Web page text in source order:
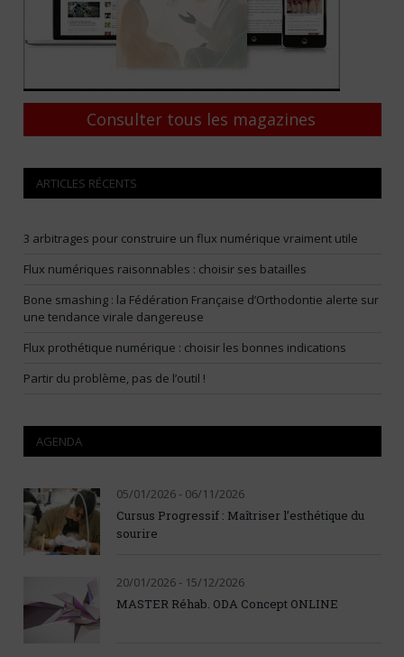
Consulter tous les magazines
ARTICLES RÉCENTS
3 arbitrages pour construire un flux numérique vraiment utile
Flux numériques raisonnables : choisir ses batailles
Bone smashing : la Fédération Française d’Orthodontie alerte sur
une tendance virale dangereuse
Flux prothétique numérique : choisir les bonnes indications
Partir du problème, pas de l’outil !
AGENDA
05/01/2026 - 06/11/2026
Cursus Progressif : Maîtriser l’esthétique du
sourire
20/01/2026 - 15/12/2026
MASTER Réhab. ODA Concept ONLINE